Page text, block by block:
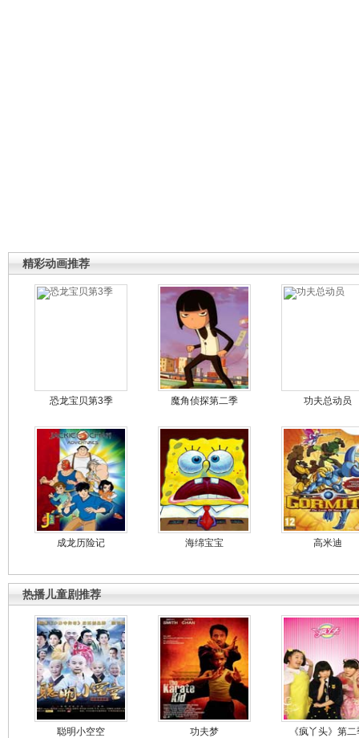
精彩动画推荐
恐龙宝贝第3季 魔角侦探第二季 功夫总动员
成龙历险记 海绵宝宝 高米迪
热播儿童剧推荐
聪明小空空 功夫梦 《疯丫头》第二